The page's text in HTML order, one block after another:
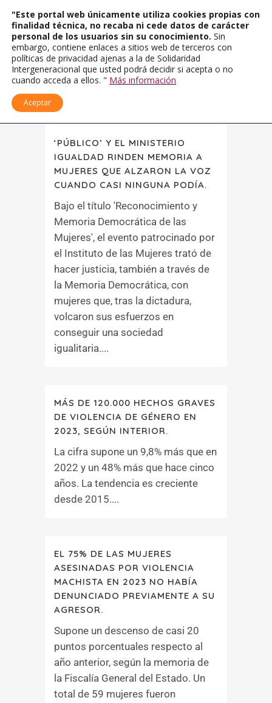
‘PÚBLICO’ Y EL MINISTERIO
IGUALDAD RINDEN MEMORIA A
MUJERES QUE ALZARON LA VOZ
CUANDO CASI NINGUNA PODÍA.
Bajo el título 'Reconocimiento y
Memoria Democrática de las
Mujeres', el evento patrocinado por
el Instituto de las Mujeres trató de
hacer justicia, también a través de
la Memoria Democrática, con
mujeres que, tras la dictadura,
volcaron sus esfuerzos en
conseguir una sociedad
igualitaria....
MÁS DE 120.000 HECHOS GRAVES
DE VIOLENCIA DE GÉNERO EN
2023, SEGÚN INTERIOR.
La cifra supone un 9,8% más que en
2022 y un 48% más que hace cinco
años. La tendencia es creciente
desde 2015....
EL 75% DE LAS MUJERES
ASESINADAS POR VIOLENCIA
MACHISTA EN 2023 NO HABÍA
DENUNCIADO PREVIAMENTE A SU
AGRESOR.
Supone un descenso de casi 20
puntos porcentuales respecto al
año anterior, según la memoria de
la Fiscalía General del Estado. Un
total de 59 mujeres fueron
"Este portal web únicamente utiliza cookies propias con
finalidad técnica, no recaba ni cede datos de carácter
personal de los usuarios sin su conocimiento. Sin
embargo, contiene enlaces a sitios web de terceros con
políticas de privacidad ajenas a la de Solidaridad
Intergeneracional que usted podrá decidir si acepta o no
cuando acceda a ellos. " Más información
Aceptar